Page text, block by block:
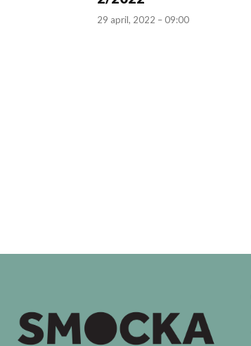
29 april, 2022 – 09:00